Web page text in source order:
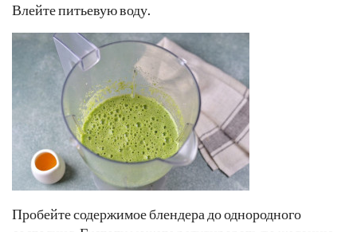
Влейте питьевую воду.
Пробейте содержимое блендера до однородного